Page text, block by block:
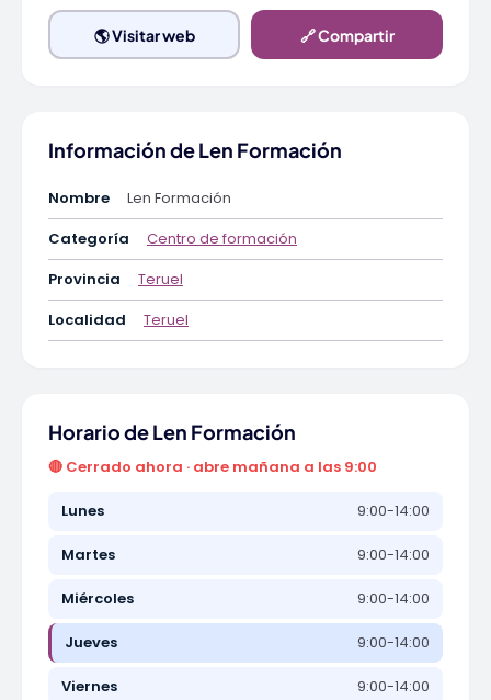
🌎 Visitar web 🔗 Compartir
Información de Len Formación
Nombre
Len Formación
Categoría
Centro de formación
Provincia
Teruel
Localidad
Teruel
Horario de Len Formación
🔴 Cerrado ahora · abre mañana a las 9:00
Lunes 9:00-14:00
Martes 9:00-14:00
Miércoles 9:00-14:00
Jueves 9:00-14:00
Viernes 9:00-14:00